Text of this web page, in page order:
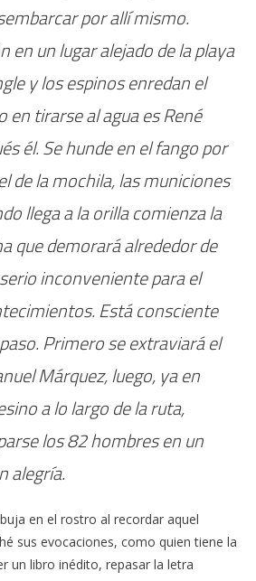
por allí mismo.
en un lugar alejado de la playa
y los espinos enredan el
en tirarse al agua es René
él. Se hunde en el fango por
de la mochila, las municiones
llega a la orilla comienza la
que demorará alrededor de
inconveniente para el
Está consciente
Primero se extraviará el
Márquez, luego, ya en
a lo largo de la ruta,
los 82 hombres en un
alegría.
en el rostro al recordar aquel
sus evocaciones, como quien tiene la
un libro inédito, repasar la letra